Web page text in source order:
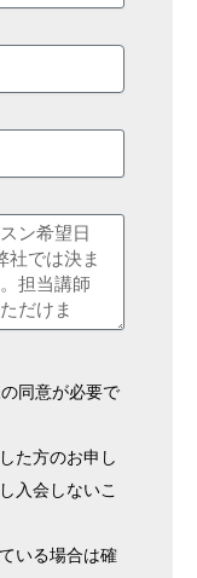
同意が必要で
た方のお申し
入会しないこ
いる場合は確